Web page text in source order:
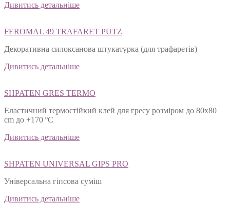
Дивитись детальніше
FEROMAL 49 TRAFARET PUTZ
Декоративна силоксанова штукатурка (для трафаретів)
Дивитись детальніше
SHPATEN GRES TERMO
Еластичний термостійкий клей для гресу розміром до 80х80
cm до +170 ºС
Дивитись детальніше
SHPATEN UNIVERSAL GIPS PRO
Універсальна гіпсова суміш
Дивитись детальніше